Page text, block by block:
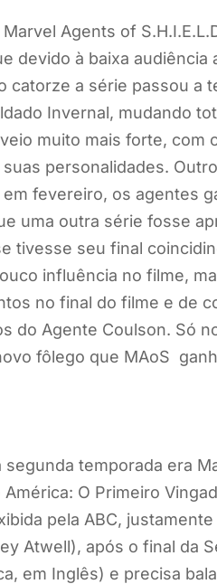
Agents of
devido à baixa audiência
catorze a série passou a
Invernal, mudando
muito mais forte, com
personalidades.
fevereiro, os agentes
uma outra série fosse
tivesse seu final
influência no filme,
no final do filme e de
do Agente Coulson. Só
fôlego que MAoS
temporada era
O Primeiro
pela ABC,
Atwell), após o final da
em Inglês) e precisa